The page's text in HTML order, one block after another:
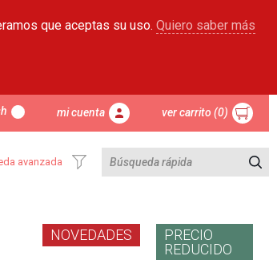
que aceptas su uso. Quiero saber más
mi cuenta ver carrito (0)
avanzada
NOVEDADES
PRECIO
REDUCIDO